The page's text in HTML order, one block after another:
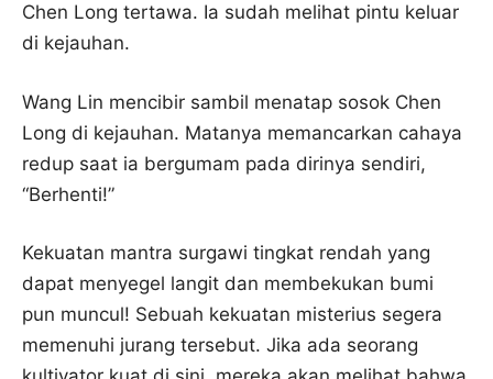
Chen Long tertawa. Ia sudah melihat pintu keluar
di kejauhan.
Wang Lin mencibir sambil menatap sosok Chen
Long di kejauhan. Matanya memancarkan cahaya
redup saat ia bergumam pada dirinya sendiri,
“Berhenti!”
Kekuatan mantra surgawi tingkat rendah yang
dapat menyegel langit dan membekukan bumi
pun muncul! Sebuah kekuatan misterius segera
memenuhi jurang tersebut. Jika ada seorang